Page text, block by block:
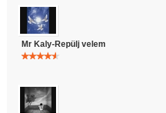
Mr Kaly-Repülj velem